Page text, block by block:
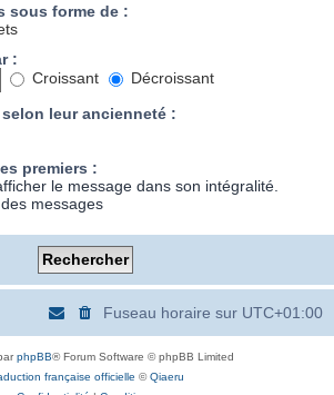
sous forme de :
:
Croissant
Décroissant
leur ancienneté :
premiers :
le message dans son intégralité.
messages
Fuseau horaire sur UTC+01:00
phpBB® Forum Software © phpBB Limited
française officielle ©Qiaeru